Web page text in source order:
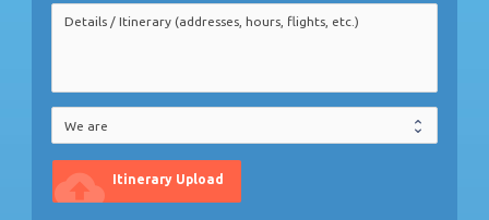
cloud_upload Itinerary Upload